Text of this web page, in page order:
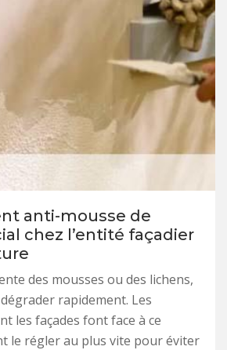
anti-mousse de
chez l’entité façadier
des mousses ou des lichens,
rapidement. Les
les façades font face à ce
le régler au plus vite pour éviter